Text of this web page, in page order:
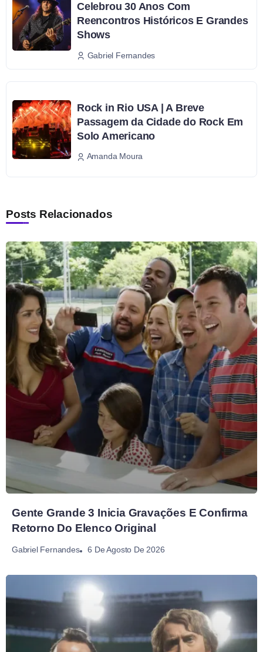
Celebrou 30 Anos Com
Reencontros Históricos E Grandes
Shows
Gabriel Fernandes
Rock in Rio USA | A Breve
Passagem da Cidade do Rock Em
Solo Americano
Amanda Moura
Posts Relacionados
Gente Grande 3 Inicia Gravações E Confirma
Retorno Do Elenco Original
Gabriel Fernandes 6 De Agosto De 2026